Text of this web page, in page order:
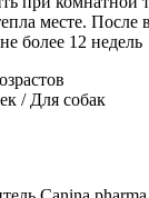
месте. После
более 12 недель
/ Для собак